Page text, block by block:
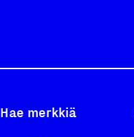
Hae merkkiä